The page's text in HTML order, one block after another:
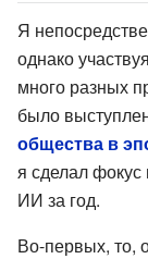
Я
однако
много разных
было
общества в
я сделал фокус
ИИ за год.
Во-первых, то,